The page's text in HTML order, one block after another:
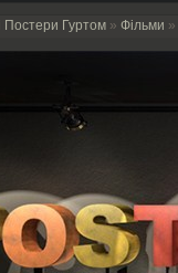
Постери Гуртом » Фільми »